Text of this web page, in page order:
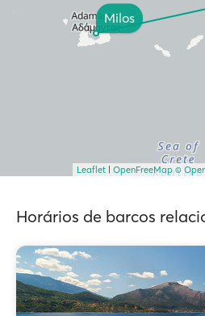
Milos
Leaflet OpenFreeMap ©
Horários de barcos